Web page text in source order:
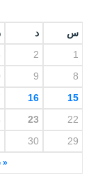
س د
«
1
2
8
9
15
16
22
23
29
30